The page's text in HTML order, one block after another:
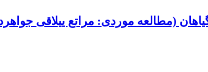
(مطالعه موردی: مراتع ییلاقی